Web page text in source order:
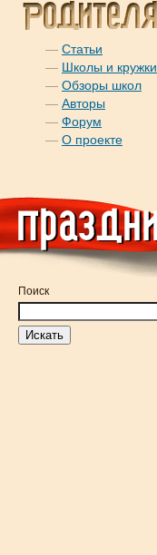
— Статьи
— Школы и кружки
— Обзоры школ
— Авторы
— Форум
— О проекте
Поиск